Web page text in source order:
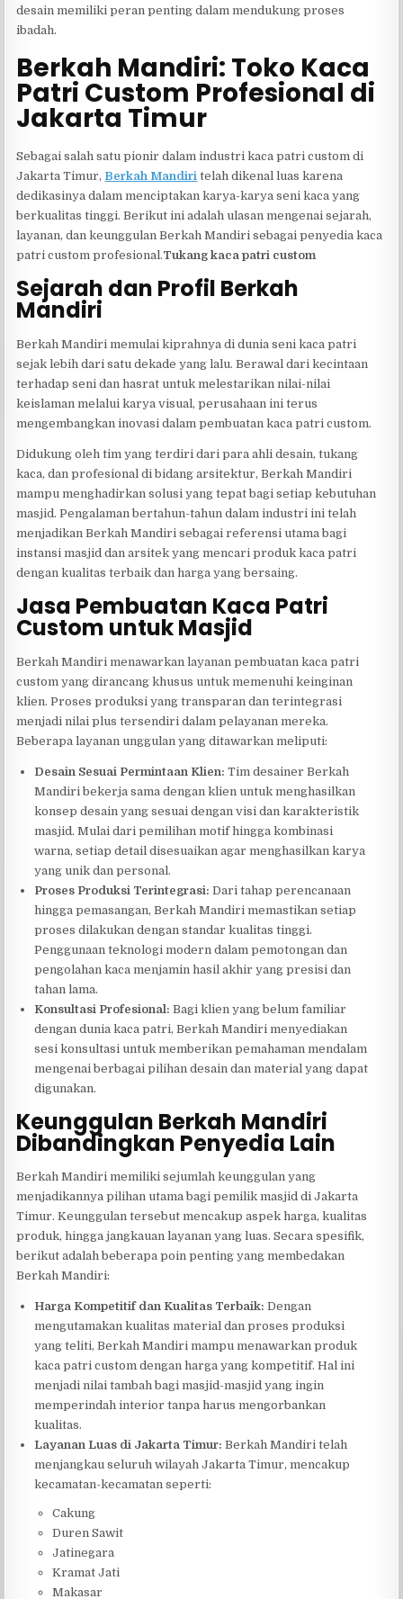
desain memiliki peran penting dalam mendukung proses
ibadah.
Berkah Mandiri: Toko Kaca
Patri Custom Profesional di
Jakarta Timur
Sebagai salah satu pionir dalam industri kaca patri custom di
Jakarta Timur, Berkah Mandiri telah dikenal luas karena
dedikasinya dalam menciptakan karya-karya seni kaca yang
berkualitas tinggi. Berikut ini adalah ulasan mengenai sejarah,
layanan, dan keunggulan Berkah Mandiri sebagai penyedia kaca
patri custom profesional.Tukang kaca patri custom
Sejarah dan Profil Berkah
Mandiri
Berkah Mandiri memulai kiprahnya di dunia seni kaca patri
sejak lebih dari satu dekade yang lalu. Berawal dari kecintaan
terhadap seni dan hasrat untuk melestarikan nilai-nilai
keislaman melalui karya visual, perusahaan ini terus
mengembangkan inovasi dalam pembuatan kaca patri custom.
Didukung oleh tim yang terdiri dari para ahli desain, tukang
kaca, dan profesional di bidang arsitektur, Berkah Mandiri
mampu menghadirkan solusi yang tepat bagi setiap kebutuhan
masjid. Pengalaman bertahun-tahun dalam industri ini telah
menjadikan Berkah Mandiri sebagai referensi utama bagi
instansi masjid dan arsitek yang mencari produk kaca patri
dengan kualitas terbaik dan harga yang bersaing.
Jasa Pembuatan Kaca Patri
Custom untuk Masjid
Berkah Mandiri menawarkan layanan pembuatan kaca patri
custom yang dirancang khusus untuk memenuhi keinginan
klien. Proses produksi yang transparan dan terintegrasi
menjadi nilai plus tersendiri dalam pelayanan mereka.
Beberapa layanan unggulan yang ditawarkan meliputi:
Desain Sesuai Permintaan Klien: Tim desainer Berkah
Mandiri bekerja sama dengan klien untuk menghasilkan
konsep desain yang sesuai dengan visi dan karakteristik
masjid. Mulai dari pemilihan motif hingga kombinasi
warna, setiap detail disesuaikan agar menghasilkan karya
yang unik dan personal.
Proses Produksi Terintegrasi: Dari tahap perencanaan
hingga pemasangan, Berkah Mandiri memastikan setiap
proses dilakukan dengan standar kualitas tinggi.
Penggunaan teknologi modern dalam pemotongan dan
pengolahan kaca menjamin hasil akhir yang presisi dan
tahan lama.
Konsultasi Profesional: Bagi klien yang belum familiar
dengan dunia kaca patri, Berkah Mandiri menyediakan
sesi konsultasi untuk memberikan pemahaman mendalam
mengenai berbagai pilihan desain dan material yang dapat
digunakan.
Keunggulan Berkah Mandiri
Dibandingkan Penyedia Lain
Berkah Mandiri memiliki sejumlah keunggulan yang
menjadikannya pilihan utama bagi pemilik masjid di Jakarta
Timur. Keunggulan tersebut mencakup aspek harga, kualitas
produk, hingga jangkauan layanan yang luas. Secara spesifik,
berikut adalah beberapa poin penting yang membedakan
Berkah Mandiri:
Harga Kompetitif dan Kualitas Terbaik: Dengan
mengutamakan kualitas material dan proses produksi
yang teliti, Berkah Mandiri mampu menawarkan produk
kaca patri custom dengan harga yang kompetitif. Hal ini
menjadi nilai tambah bagi masjid-masjid yang ingin
memperindah interior tanpa harus mengorbankan
kualitas.
Layanan Luas di Jakarta Timur: Berkah Mandiri telah
menjangkau seluruh wilayah Jakarta Timur, mencakup
kecamatan-kecamatan seperti:
Cakung
Duren Sawit
Jatinegara
Kramat Jati
Makasar